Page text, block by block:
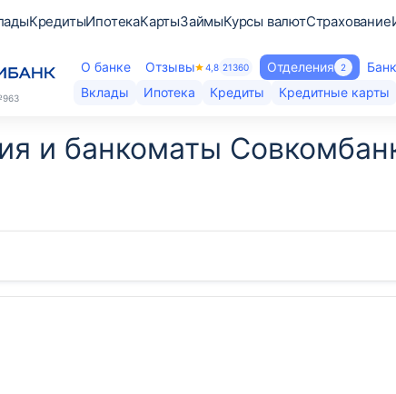
КредитыИпотекаКартыЗаймыКурсы валютСтрахование
О банке Отзывы 4,8 21360 Отделения 2
Вклады
Ипотека Кредиты Кредитные карты
и банкоматы